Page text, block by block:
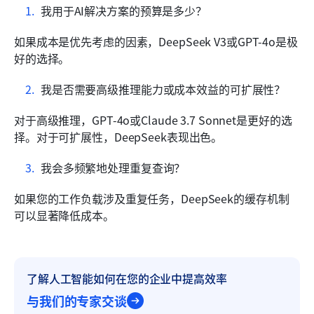
我用于AI解决方案的预算是多少？
如果成本是优先考虑的因素，DeepSeek V3或GPT-4o是极
好的选择。
我是否需要高级推理能力或成本效益的可扩展性？
对于高级推理，GPT-4o或Claude 3.7 Sonnet是更好的选
择。对于可扩展性，DeepSeek表现出色。
我会多频繁地处理重复查询？
如果您的工作负载涉及重复任务，DeepSeek的缓存机制
可以显著降低成本。
了解人工智能如何在您的企业中提高效率
与我们的专家交谈